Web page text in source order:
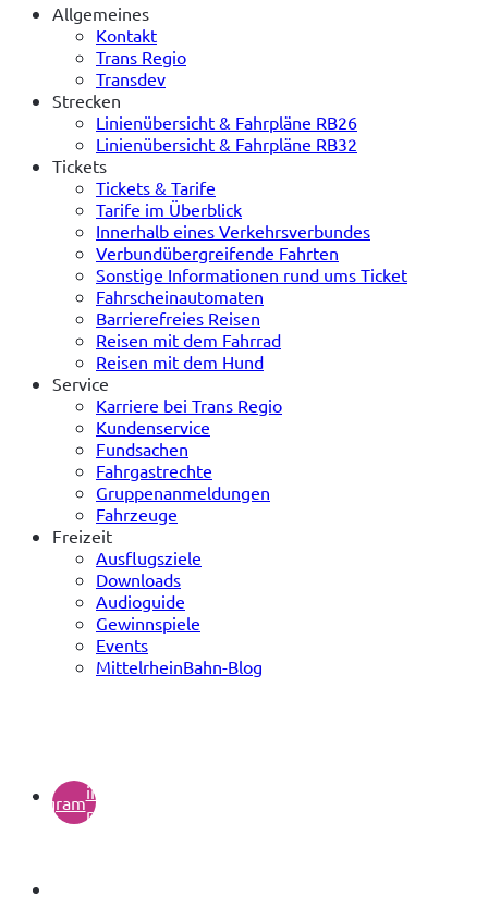
Allgemeines
Kontakt
Trans Regio
Transdev
Strecken
Linienübersicht & Fahrpläne RB26
Linienübersicht & Fahrpläne RB32
Tickets
Tickets & Tarife
Tarife im Überblick
Innerhalb eines Verkehrsverbundes
Verbundübergreifende Fahrten
Sonstige Informationen rund ums Ticket
Fahrscheinautomaten
Barrierefreies Reisen
Reisen mit dem Fahrrad
Reisen mit dem Hund
Service
Karriere bei Trans Regio
Kundenservice
Fundsachen
Fahrgastrechte
Gruppenanmeldungen
Fahrzeuge
Freizeit
Ausflugsziele
Downloads
Audioguide
Gewinnspiele
Events
MittelrheinBahn-Blog
instagramin
neuem